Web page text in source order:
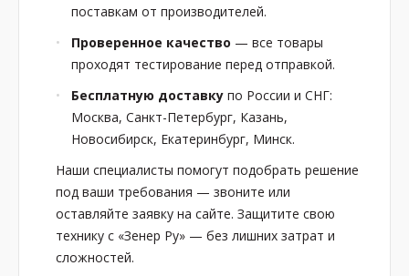
поставкам от производителей.
Проверенное качество — все товары
проходят тестирование перед отправкой.
Бесплатную доставку по России и СНГ:
Москва, Санкт-Петербург, Казань,
Новосибирск, Екатеринбург, Минск.
Наши специалисты помогут подобрать решение
под ваши требования — звоните или
оставляйте заявку на сайте. Защитите свою
технику с «Зенер Ру» — без лишних затрат и
сложностей.